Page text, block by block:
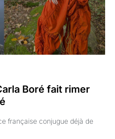
Boré fait rimer
française conjugue déjà de